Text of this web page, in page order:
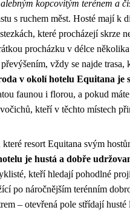
kopcovitým terénem a
s ruchem měst. Hosté mají k
které procházejí skrze
procházku v délce
vždy se najde trasa,
v okolí hotelu Equitana je
faunou i florou, a pokud
kteří v těchto místech
resort Equitana svým
je hustá a dobře
kteří hledají pohodlné
po náročnějším terénním
– otevřená pole střídají husté